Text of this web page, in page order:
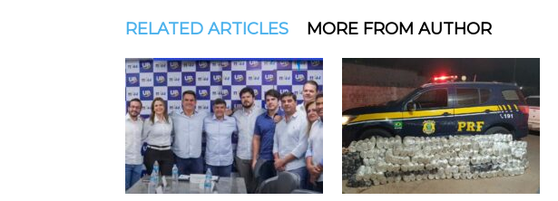
RELATED ARTICLES MORE FROM AUTHOR